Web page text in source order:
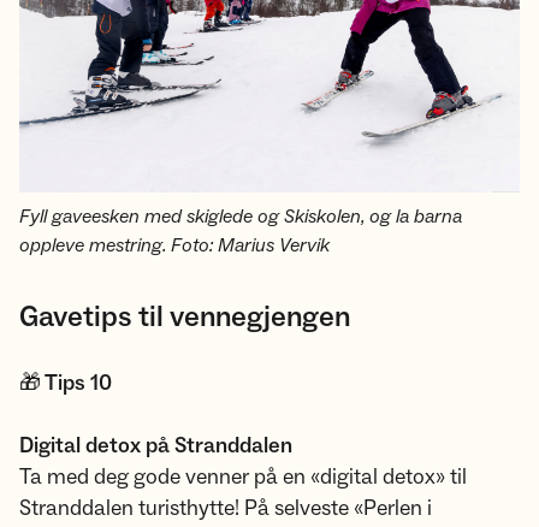
Fyll gaveesken med skiglede og Skiskolen, og la barna
oppleve mestring. Foto: Marius Vervik
Gavetips til vennegjengen
🎁 Tips 10
Digital detox på Stranddalen
Ta med deg gode venner på en «digital detox» til
Stranddalen turisthytte! På selveste «Perlen i